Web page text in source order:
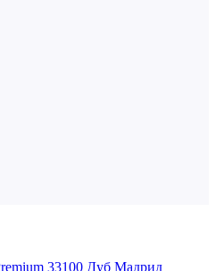
33100 Дуб Мадрид